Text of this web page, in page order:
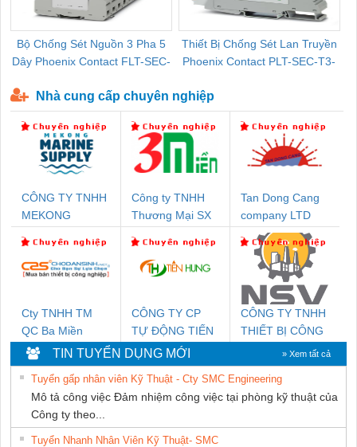
Bộ Chống Sét Nguồn 3 Pha 5
Dây Phoenix Contact FLT-SEC-
Thiết Bị Chống Sét Lan Truyền
Phoenix Contact PLT-SEC-T3-
Nhà cung cấp chuyên nghiệp
CÔNG TY TNHH
MEKONG
Công ty TNHH
Thương Mại SX
Tan Dong Cang
company LTD
Cty TNHH TM
QC Ba Miền
CÔNG TY CP
TỰ ĐỘNG TIẾN
HƯNG
CÔNG TY TNHH
THIẾT BỊ CÔNG
NGHIỆP NIHON
SETSUBI VIỆT
NAM
TIN TUYỂN DỤNG MỚI » Xem tất cả
Tuyển gấp nhân viên Kỹ Thuật - Cty SMC Engineering
Mô tả công việc Đảm nhiệm công việc tại phòng kỹ thuật của
Công ty theo...
Tuyển Nhanh Nhân Viên Kỹ Thuật- SMC